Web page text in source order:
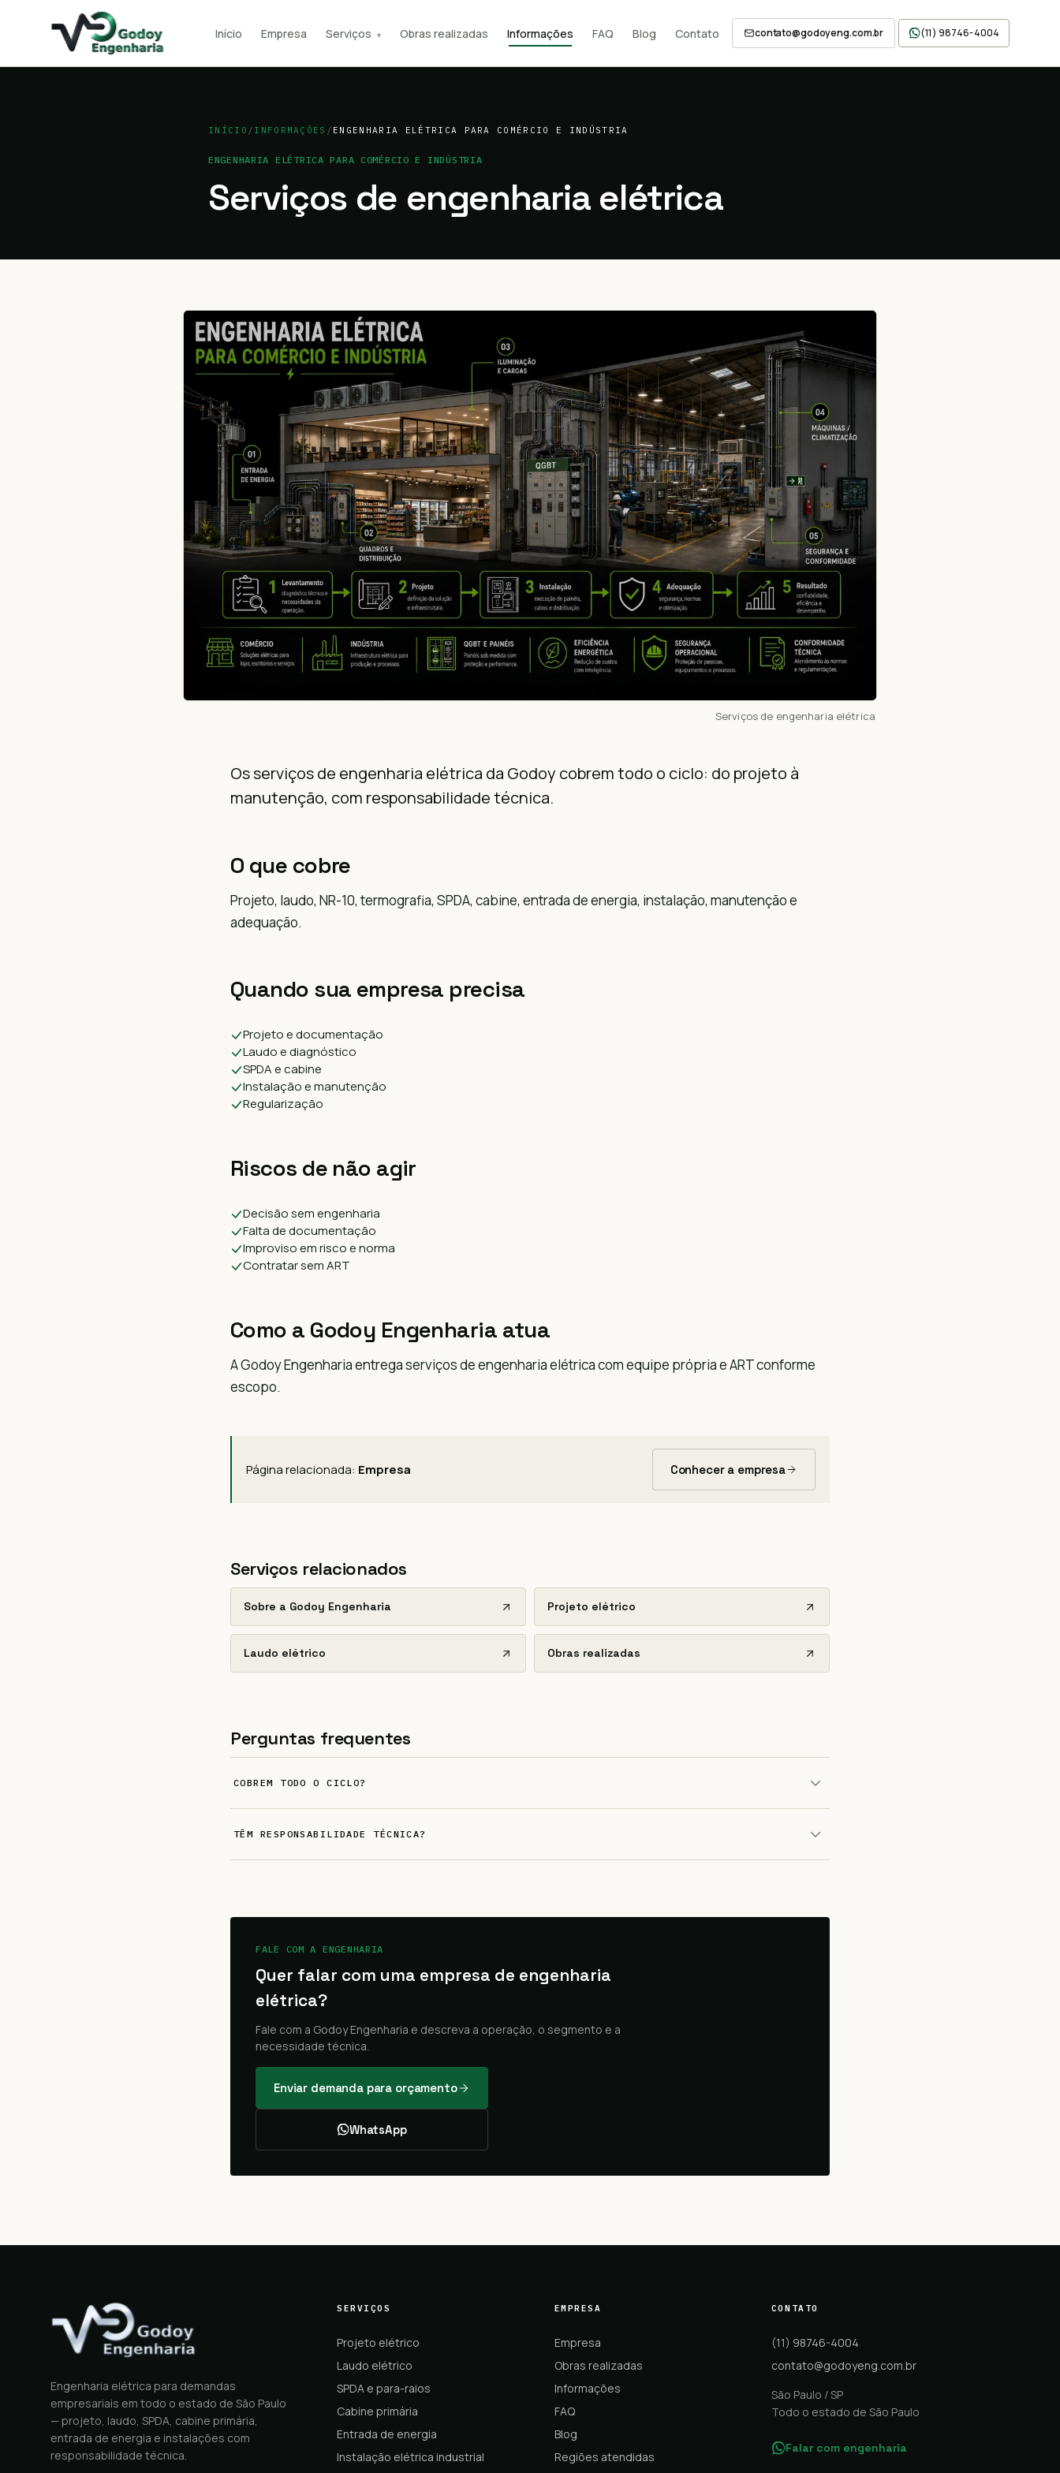
Início Empresa Serviços ▾ Obras realizadas Informações FAQ Blog Contato contato@godoyeng.com.br (11) 98746-4004
INÍCIO / INFORMAÇÕES / ENGENHARIA ELÉTRICA PARA COMÉRCIO E INDÚSTRIA
ENGENHARIA ELÉTRICA PARA COMÉRCIO E INDÚSTRIA
Serviços de engenharia elétrica
Serviços de engenharia elétrica
Os serviços de engenharia elétrica da Godoy cobrem todo o ciclo: do projeto à
manutenção, com responsabilidade técnica.
O que cobre
Projeto, laudo, NR-10, termografia, SPDA, cabine, entrada de energia, instalação, manutenção e
adequação.
Quando sua empresa precisa
Projeto e documentação
Laudo e diagnóstico
SPDA e cabine
Instalação e manutenção
Regularização
Riscos de não agir
Decisão sem engenharia
Falta de documentação
Improviso em risco e norma
Contratar sem ART
Como a Godoy Engenharia atua
A Godoy Engenharia entrega serviços de engenharia elétrica com equipe própria e ART conforme
escopo.
Página relacionada: Empresa Conhecer a empresa
Serviços relacionados
Sobre a Godoy Engenharia Projeto elétrico
Laudo elétrico Obras realizadas
Perguntas frequentes
COBREM TODO O CICLO?
TÊM RESPONSABILIDADE TÉCNICA?
FALE COM A ENGENHARIA
Quer falar com uma empresa de engenharia
elétrica?
Fale com a Godoy Engenharia e descreva a operação, o segmento e a
necessidade técnica.
Enviar demanda para orçamento
WhatsApp
Engenharia elétrica para demandas
empresariais em todo o estado de São Paulo
— projeto, laudo, SPDA, cabine primária,
entrada de energia e instalações com
responsabilidade técnica.
SERVIÇOS
Projeto elétrico
Laudo elétrico
SPDA e para-raios
Cabine primária
Entrada de energia
Instalação elétrica industrial
EMPRESA
Empresa
Obras realizadas
Informações
FAQ
Blog
Regiões atendidas
CONTATO
(11) 98746-4004
contato@godoyeng.com.br
São Paulo / SP
Todo o estado de São Paulo
Falar com engenharia